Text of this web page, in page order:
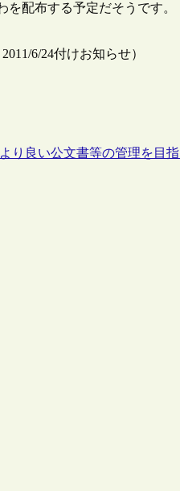
を配布する予定だそうです。
6/24付けお知らせ）
り良い公文書等の管理を目